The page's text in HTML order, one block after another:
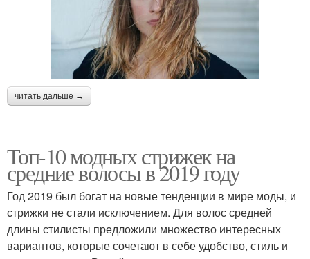
читать дальше →
Топ-10 модных стрижек на
средние волосы в 2019 году
Год 2019 был богат на новые тенденции в мире моды, и
стрижки не стали исключением. Для волос средней
длины стилисты предложили множество интересных
вариантов, которые сочетают в себе удобство, стиль и